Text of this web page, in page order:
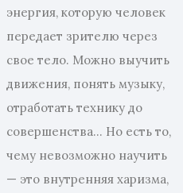
энергия, которую человек
передает зрителю через
свое тело. Можно выучить
движения, понять музыку,
отработать технику до
совершенства… Но есть то,
чему невозможно научить
— это внутренняя харизма,